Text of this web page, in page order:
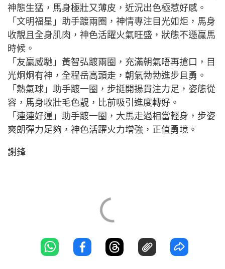
神態生猛，馬身極壯又薄皮，近況出色極惹好感。
「文明福星」助手踱兩圈，神情專注目光如炬，馬身
收靚且全身肌肉，神色活躍火氣旺盛，狀態不遜贏馬
時候。
「友贏威馳」黃智弘踱兩圈，充滿朝氣唔再搶口，目
光炯炯有神，全程岳高頭走，朝氣勃勃進步且勇。
「熱氣球」助手踱一圈，步挺開揚貫注力足，姿態從
容，馬身收壯毛色靚，比前吸引進度轉好。
「連連好運」助手踱一圈，大馬走過相當輕身，步姿
爽朗彈力足夠，神色活躍火力增強，正值勇境。
謝鋒